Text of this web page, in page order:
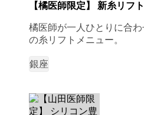
【橘医師限定】 新糸リフ
橘医師が一人ひとりに合
の糸リフトメニュー。
銀座